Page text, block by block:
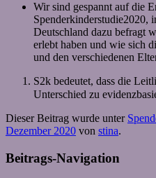
Wir sind gespannt auf die
Spenderkinderstudie2020,
Deutschland dazu befragt
erlebt haben und wie sich
und den verschiedenen
S2k bedeutet, dass die
Unterschied zu
Dieser Beitrag wurde unter
Dezember 2020 von stina.
Beitrags-Navigation